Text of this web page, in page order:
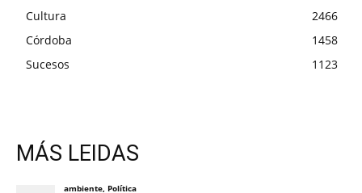
Cultura
2466
Córdoba
1458
Sucesos
1123
MÁS LEIDAS